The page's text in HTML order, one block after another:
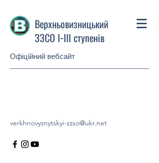
Верхньовизницький
ЗЗСО І-ІІІ ступенів
Офіційний вебсайт
verkhnovyznytskyi-zzso@ukr.net